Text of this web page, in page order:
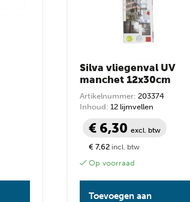
Silva vliegenval UV
manchet 12x30cm
Artikelnummer: 203374
Inhoud: 12 lijmvellen
€ 6,30 excl. btw
€ 7,62incl. btw
Op voorraad
Toevoegen aan